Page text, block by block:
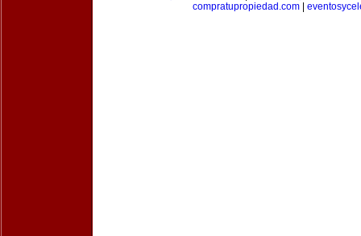
compratupropiedad.com